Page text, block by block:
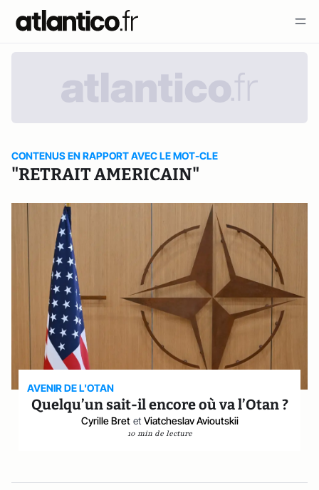
CONTENUS EN RAPPORT AVEC LE MOT-CLE
"RETRAIT AMERICAIN"
AVENIR DE L'OTAN
Quelqu’un sait-il encore où va l’Otan ?
Cyrille Bret et Viatcheslav Avioutskii
10 min de lecture